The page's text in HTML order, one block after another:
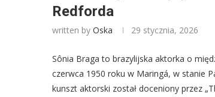
Redforda
written by Oska 29 stycznia, 2026
Sônia Braga to brazylijska aktorka o
czerwca 1950 roku w Maringá, w stanie
kunszt aktorski został doceniony przez